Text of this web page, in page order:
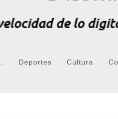
Deportes Cultura